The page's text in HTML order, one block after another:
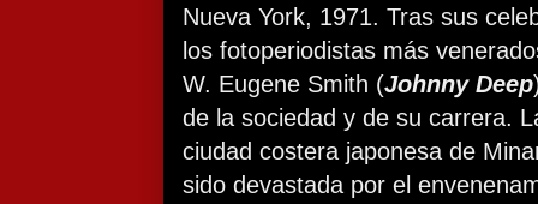
Nueva York, 1971. Tras sus
los fotoperiodistas más
W. Eugene Smith (Johnny Deep
de la sociedad y de su carrera.
ciudad costera japonesa de
sido devastada por el